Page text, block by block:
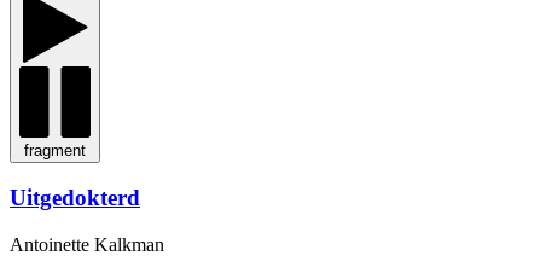
fragment
Uitgedokterd
Antoinette Kalkman